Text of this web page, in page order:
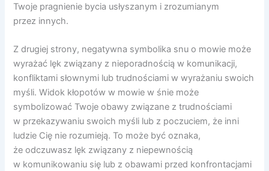
Twoje pragnienie bycia usłyszanym i zrozumianym
przez innych.
Z drugiej strony, negatywna symbolika snu o mowie może
wyrażać lęk związany z nieporadnością w komunikacji,
konfliktami słownymi lub trudnościami w wyrażaniu swoich
myśli. Widok kłopotów w mowie w śnie może
symbolizować Twoje obawy związane z trudnościami
w przekazywaniu swoich myśli lub z poczuciem, że inni
ludzie Cię nie rozumieją. To może być oznaka,
że odczuwasz lęk związany z niepewnością
w komunikowaniu się lub z obawami przed konfrontacjami